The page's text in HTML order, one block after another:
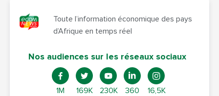
Toute l’information économique des pays
d’Afrique en temps réel
Nos audiences sur les réseaux sociaux
1M 169K 230K 360 16,5K